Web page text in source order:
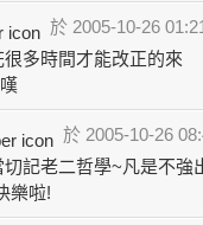
於 2005-10-26
多時間才能改正的來
於 2005-10-26
記老二哲學~凡是不
樂啦!